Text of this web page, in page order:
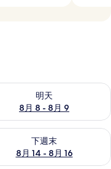
明天
8月 8 - 8月 9
天 (8月 8 - 8月 9) 的供
下週末
8月 14 - 8月 16
週末 (8月 14 - 8月 16)